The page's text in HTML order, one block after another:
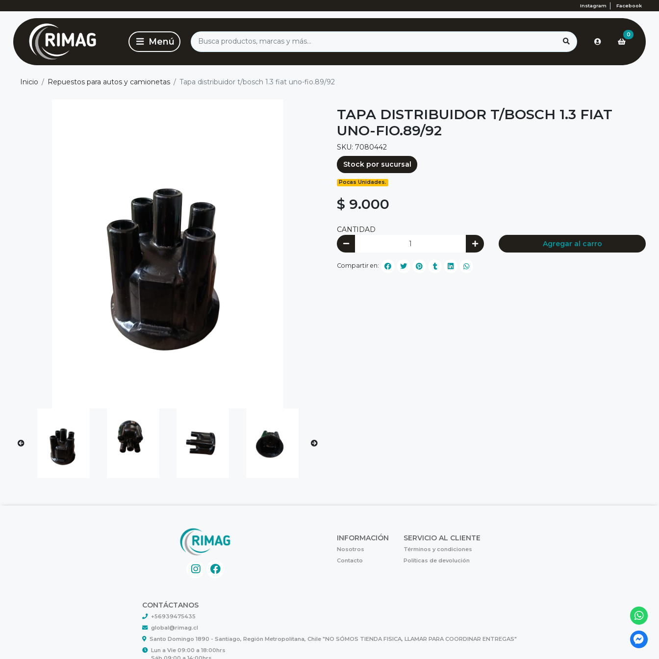
Instagram Facebook
0
Inicio Repuestos para autos y camionetas Tapa distribuidor t/bosch 1.3 fiat uno-fio.89/92
TAPA DISTRIBUIDOR T/BOSCH 1.3 FIAT
UNO-FIO.89/92
SKU: 7080442
Stock por sucursal
Pocas Unidades.
$ 9.000
CANTIDAD
Agregar al carro
Compartir en:
INFORMACIÓN
Nosotros
Contacto
SERVICIO AL CLIENTE
Términos y condiciones
Políticas de devolución
CONTÁCTANOS
+56939475435
global@rimag.cl
Santo Domingo 1890 - Santiago, Región Metropolitana, Chile "NO SÓMOS TIENDA FISICA, LLAMAR PARA COORDINAR ENTREGAS"
Lun a Vie 09:00 a 18:00hrs